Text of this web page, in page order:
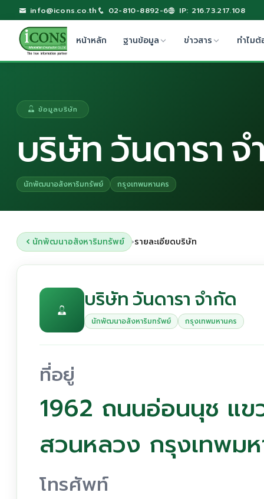
info@icons.co.th 02-810-8892-6 IP: 216.73.217.108
หน้าหลัก ฐานข้อมูล ข่าวสาร ทำไมต้
ข้อมูลบริษัท
บริษัท วันดารา จ
นักพัฒนาอสังหาริมทรัพย์ กรุงเทพมหานคร
นักพัฒนาอสังหาริมทรัพย์ ›รายละเอียดบริษัท
บริษัท วันดารา จำกัด
นักพัฒนาอสังหาริมทรัพย์ กรุงเทพมหานคร
ที่อยู่
1962 ถนนอ่อนนุช แ
สวนหลวง กรุงเทพม
โทรศัพท์